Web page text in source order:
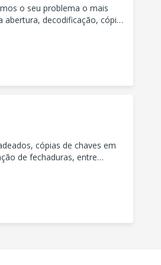
o seu problema o mais
abertura, decodificação, cópia
cópias de chaves em
de fechaduras, entre